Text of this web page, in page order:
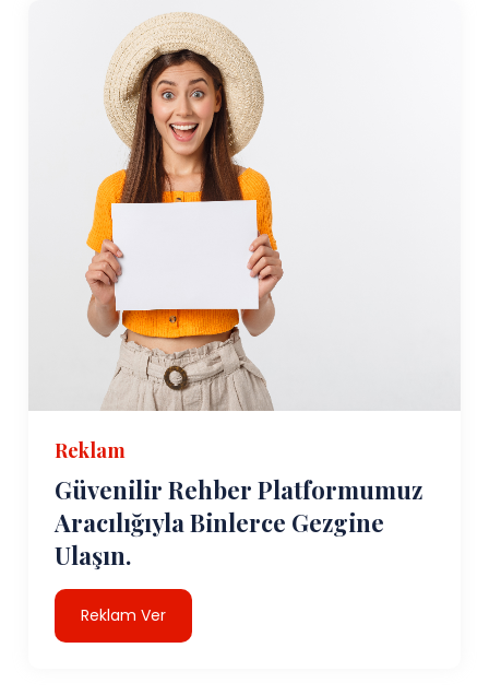
Reklam
Güvenilir Rehber Platformumuz
Aracılığıyla Binlerce Gezgine
Ulaşın.
Reklam Ver